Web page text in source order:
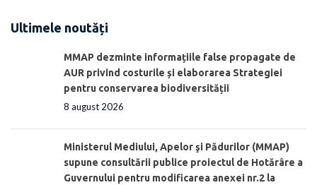
Ultimele noutăți
MMAP dezminte informațiile false propagate de
AUR privind costurile și elaborarea Strategiei
pentru conservarea biodiversității
8 august 2026
Ministerul Mediului, Apelor şi Pădurilor (MMAP)
supune consultării publice proiectul de Hotărâre a
Guvernului pentru modificarea anexei nr.2 la